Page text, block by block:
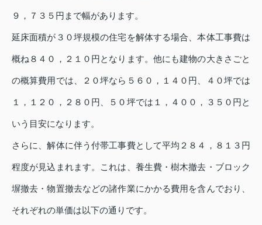
９，７３５円まで幅があります。
延床面積が３０坪規模の住宅を解体する場合、本体工事費は
概ね８４０，２１０円となります。他にも建物の大きさごと
の概算費用では、２０坪なら５６０，１４０円、４０坪では
１，１２０，２８０円、５０坪では１，４００，３５０円と
いう目安になります。
さらに、解体に伴う付帯工事費として平均２８４，８１３円
程度が見込まれます。これは、養生費・樹木撤去・ブロック
塀撤去・物置撤去などの諸作業にかかる費用を含んでおり、
それぞれの単価は以下の通りです。